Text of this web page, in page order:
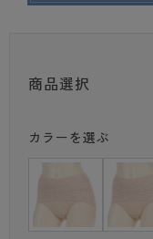
下腹を意識してシャキッ
洗濯タグは生地に直接プ
季節に重宝するアイテムで
・縦横によく伸びるナイ
・タグが肌にあたってチ
・M…総丈置き寸26cm
商品選択
カラーを選ぶ